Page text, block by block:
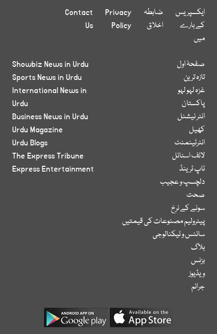
ایکسپریس
کے بارے
میں
ضابطہ
اخلاق
Privacy
Policy
Contact
Us
صفحۂ اول
تازہ ترین
غزہ لہو لہو
پاکستان
انٹر نیشنل
کھیل
انٹرٹینمنٹ
لائف اسٹائل
ٹاپ ٹرینڈ
دلچسپ و عجیب
صحت
سونے کے نرخ
پیٹرولیم مصنوعات کی قیمتیں
سائنس و ٹیکنالوجی
بلاگ
بزنس
ویڈیوز
جرائم
Showbiz News in Urdu
Sports News in Urdu
International News in
Urdu
Business News in Urdu
Urdu Magazine
Urdu Blogs
The Express Tribune
Express Entertainment